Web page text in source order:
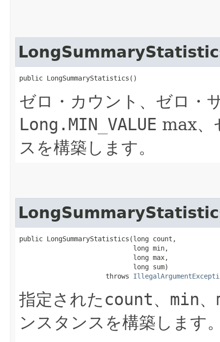
public LongSummaryStatistics()
ゼロ・カウント、ゼロ・
Long.MIN_VALUE max、
スを構築します。
public LongSummaryStatistics​(long count,
                             long min,
                             long max,
                             long sum)
                      throws
指定された count、 min、
ンスタンスを構築します